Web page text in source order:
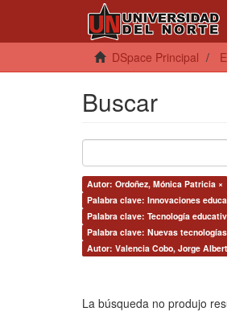
DSpace Principal
Buscar
Autor: Ordoñez, Mónica Patricia ×
Palabra clave: Innovaciones
Palabra clave: Tecnología
Palabra clave: Nuevas
Autor: Valencia Cobo, Jorge
La búsqueda no produjo